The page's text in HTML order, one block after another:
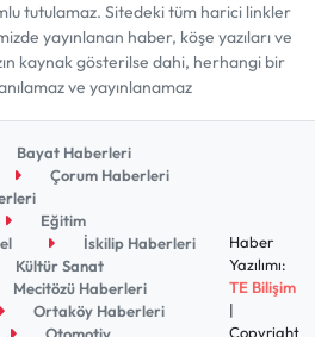
tutulamaz. Sitedeki tüm harici linkler
yayınlanan haber, köşe yazıları ve
kaynak gösterilse dahi, herhangi bir
ve yayınlanamaz
Bayat Haberleri
Çorum Haberleri
Eğitim
İskilip Haberleri
Kültür Sanat
Mecitözü Haberleri
Ortaköy Haberleri
Haber
Yazılımı:
TE Bilişim
|
Copyright